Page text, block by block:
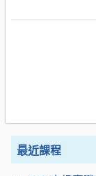
最近課程